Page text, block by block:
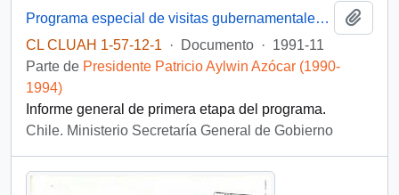
Programa especial de visitas gubernamentales "El Gobierno Responde a la Gente"]
CL CLUAH 1-57-12-1
· Documento · 1991-11
Parte de Presidente Patricio Aylwin Azócar (1990-
1994)
Informe general de primera etapa del programa.
Chile. Ministerio Secretaría General de Gobierno